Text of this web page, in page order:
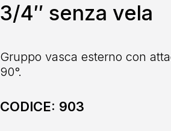
3/4″ senza vela
Gruppo vasca esterno con
90°.
CODICE: 903